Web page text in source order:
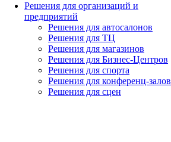
Решения для организаций и
предприятий
Решения для автосалонов
Решения для ТЦ
Решения для магазинов
Решения для Бизнес-Центров
Решения для спорта
Решения для конференц-залов
Решения для сцен